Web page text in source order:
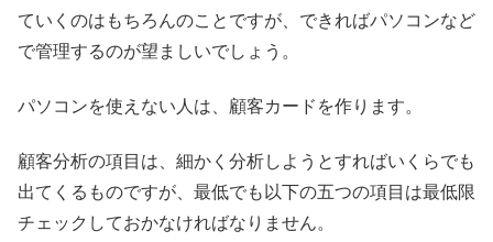
ていくのはもちろんのことですが、できればパソコンなど
で管理するのが望ましいでしょう。
パソコンを使えない人は、顧客カードを作ります。
顧客分析の項目は、細かく分析しようとすればいくらでも
出てくるものですが、最低でも以下の五つの項目は最低限
チェックしておかなければなりません。